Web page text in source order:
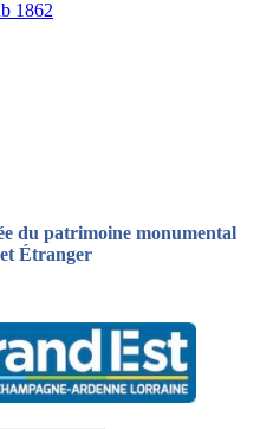
1862
du patrimoine monumental
Étranger